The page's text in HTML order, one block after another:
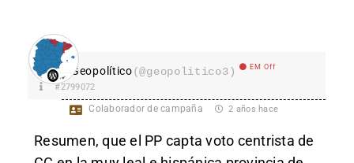
Geopolítico(@geopolitico3) EM Off
#2799072
Colaborador de campaña 2 años hace
Resumen, que el PP capta voto centrista de